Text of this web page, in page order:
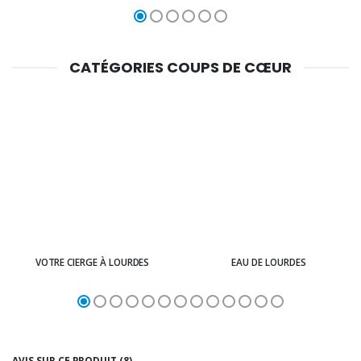
CATÉGORIES COUPS DE CŒUR
VOTRE CIERGE À LOURDES EAU DE LOURDES